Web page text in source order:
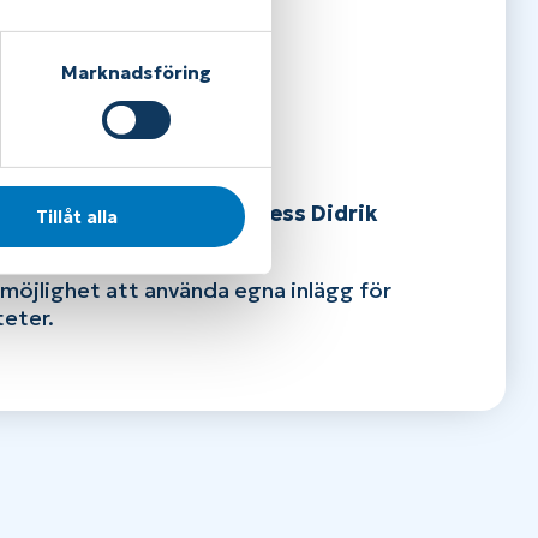
Marknadsföring
Tillåt alla
och komfort
är viktigt.
Klaveness Didrik
och stöd.
att använda egna inlägg för